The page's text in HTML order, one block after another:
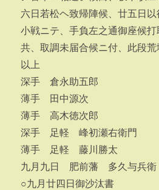
六日若松ヘ致帰陣候、廿五日
小戦ニテ、手負左之通御座候
共、取調未届合候ニ付、此段
以上
深手 倉永助五郎
薄手 田中源次
薄手 高木徳次郎
深手 足軽 峰初瀬右衛門
薄手 足軽 藤川勝太
九月九日 肥前藩 多久与兵衛
○九月廿四日御沙汰書